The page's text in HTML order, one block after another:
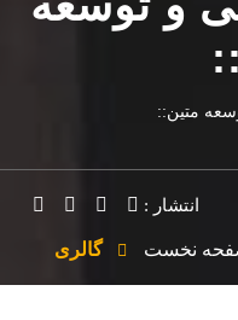
متین::
انتشار :
نخست گالری